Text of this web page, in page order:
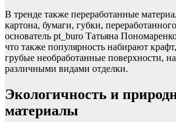
В тренде также переработанные
картона, бумаги, губки,
основатель pt_buro Татьяна
что также популярность набирают
грубые необработанные поверхности,
различными видами отделки.
Экологичность и
материалы